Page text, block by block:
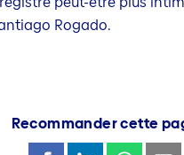
Rogado.
Recommander cette